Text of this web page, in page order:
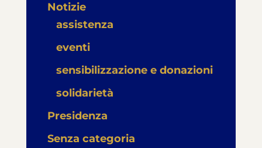
Notizie
assistenza
eventi
sensibilizzazione e donazioni
solidarietà
Presidenza
Senza categoria